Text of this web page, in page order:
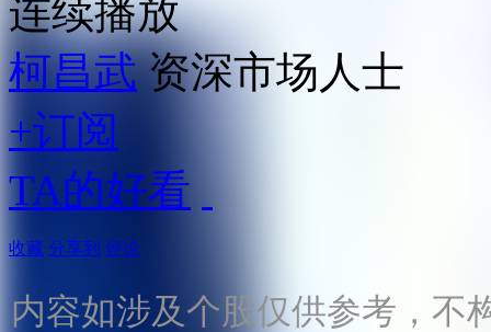
连续播放
柯昌武 资深市场人士
+订阅
TA的好看
收藏 分享到 评论
内容如涉及个股仅供参考，不